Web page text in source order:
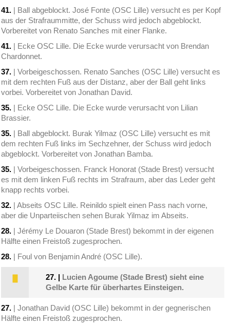
41. | Ball abgeblockt. José Fonte (OSC Lille) versucht es per Kopf
aus der Strafraummitte, der Schuss wird jedoch abgeblockt.
Vorbereitet von Renato Sanches mit einer Flanke.
41. | Ecke OSC Lille. Die Ecke wurde verursacht von Brendan
Chardonnet.
37. | Vorbeigeschossen. Renato Sanches (OSC Lille) versucht es
mit dem rechten Fuß aus der Distanz, aber der Ball geht links
vorbei. Vorbereitet von Jonathan David.
35. | Ecke OSC Lille. Die Ecke wurde verursacht von Lilian
Brassier.
35. | Ball abgeblockt. Burak Yilmaz (OSC Lille) versucht es mit
dem rechten Fuß links im Sechzehner, der Schuss wird jedoch
abgeblockt. Vorbereitet von Jonathan Bamba.
35. | Vorbeigeschossen. Franck Honorat (Stade Brest) versucht
es mit dem linken Fuß rechts im Strafraum, aber das Leder geht
knapp rechts vorbei.
32. | Abseits OSC Lille. Reinildo spielt einen Pass nach vorne,
aber die Unparteiischen sehen Burak Yilmaz im Abseits.
28. | Jérémy Le Douaron (Stade Brest) bekommt in der eigenen
Hälfte einen Freistoß zugesprochen.
28. | Foul von Benjamin André (OSC Lille).
27. | Lucien Agoume (Stade Brest) sieht eine
Gelbe Karte für überhartes Einsteigen.
27. | Jonathan David (OSC Lille) bekommt in der gegnerischen
Hälfte einen Freistoß zugesprochen.